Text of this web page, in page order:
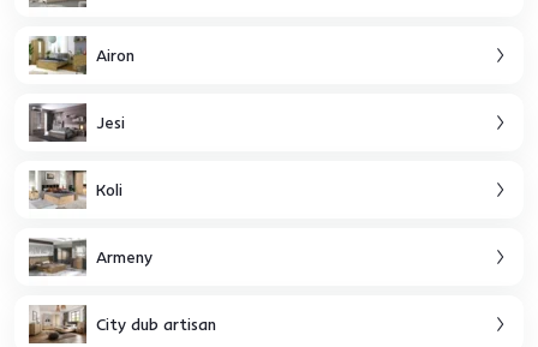
Airon
Jesi
Koli
Armeny
City dub artisan